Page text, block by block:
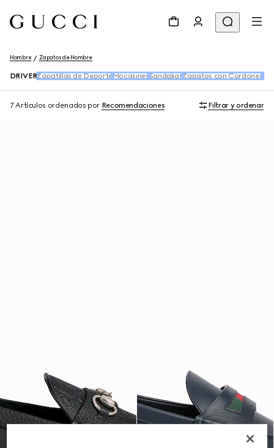
Hombre Zapatos de Hombre
DRIVERZapatillas de Deporte Mocasines Sandalias Zapatos con Cordones
7 Artículos ordenados por Recomendaciones Filtrar y ordenar